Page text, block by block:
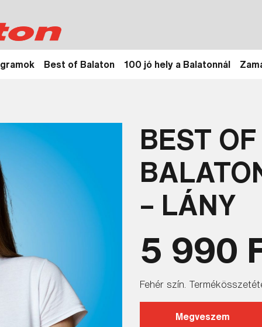
Best of Balaton 100 jó hely a Balatonnál
BEST
– LÁNY
5 990
Fehér szín.
Megveszem